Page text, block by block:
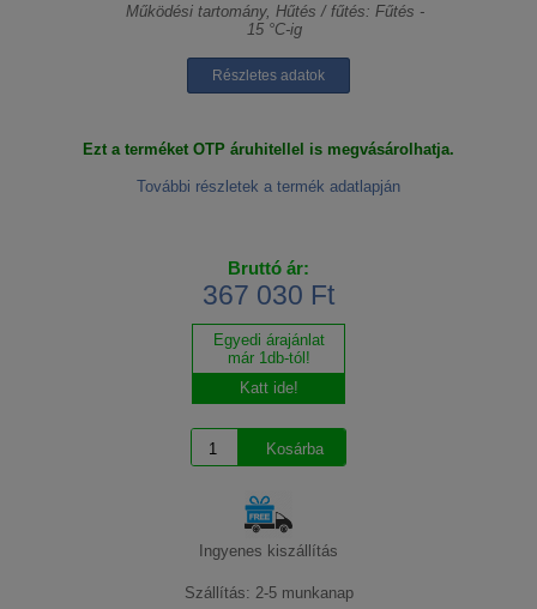
Működési tartomány, Hűtés / fűtés: Fűtés -
15 °C-ig
Részletes adatok
Ezt a terméket OTP áruhitellel is megvásárolhatja.
További részletek a termék adatlapján
Bruttó ár:
367 030 Ft
Egyedi árajánlat
már 1db-tól!
Katt ide!
Ingyenes kiszállítás
Szállítás: 2-5 munkanap